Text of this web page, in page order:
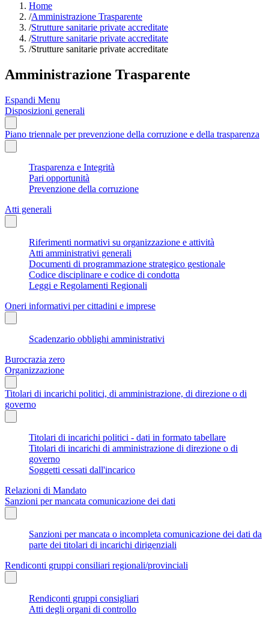
Home
/Amministrazione Trasparente
/Strutture sanitarie private accreditate
/Strutture sanitarie private accreditate
/Strutture sanitarie private accreditate
Amministrazione Trasparente
Espandi Menu
Disposizioni generali
Piano triennale per prevenzione della corruzione e della trasparenza
Trasparenza e Integrità
Pari opportunità
Prevenzione della corruzione
Atti generali
Riferimenti normativi su organizzazione e attività
Atti amministrativi generali
Documenti di programmazione strategico gestionale
Codice disciplinare e codice di condotta
Leggi e Regolamenti Regionali
Oneri informativi per cittadini e imprese
Scadenzario obblighi amministrativi
Burocrazia zero
Organizzazione
Titolari di incarichi politici, di amministrazione, di direzione o di
governo
Titolari di incarichi politici - dati in formato tabellare
Titolari di incarichi di amministrazione di direzione o di
governo
Soggetti cessati dall'incarico
Relazioni di Mandato
Sanzioni per mancata comunicazione dei dati
Sanzioni per mancata o incompleta comunicazione dei dati da
parte dei titolari di incarichi dirigenziali
Rendiconti gruppi consiliari regionali/provinciali
Rendiconti gruppi consigliari
Atti degli organi di controllo